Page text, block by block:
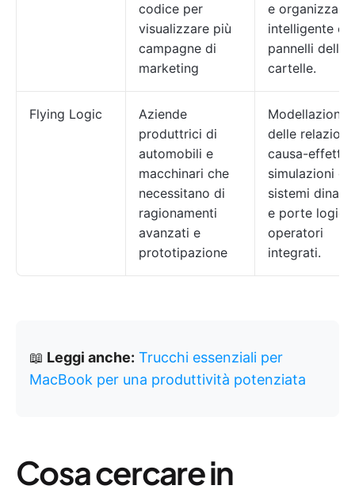
codice per
visualizzare più
campagne di
marketing
e
intelligente
pannelli delle
cartelle.
Flying Logic
Aziende
produttrici di
automobili e
macchinari che
necessitano di
ragionamenti
avanzati e
prototipazione
Modellazione
delle relazioni
causa-effetto,
simulazioni di
sistemi
e porte
operatori
integrati.
📖 Leggi anche: Trucchi essenziali per
MacBook per una produttività potenziata
Cosa cercare in